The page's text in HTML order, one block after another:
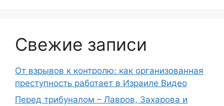
Свежие записи
От взрывов к контролю: как организованная
преступность работает в Израиле Видео
Перед трибуналом – Лавров, Захарова и